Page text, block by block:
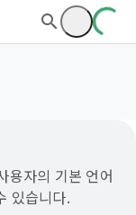
용자의 기본 언어
있습니다.